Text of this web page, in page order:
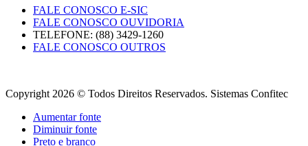
FALE CONOSCO E-SIC
FALE CONOSCO OUVIDORIA
TELEFONE: (88) 3429-1260
FALE CONOSCO OUTROS
Copyright 2026 © Todos Direitos Reservados. Sistemas Confitec
Aumentar fonte
Diminuir fonte
Preto e branco